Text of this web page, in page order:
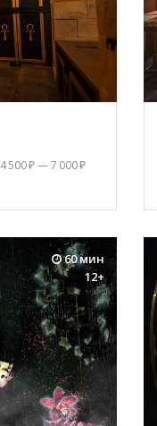
4 500 ₽ — 7 000 ₽
60 мин
12+